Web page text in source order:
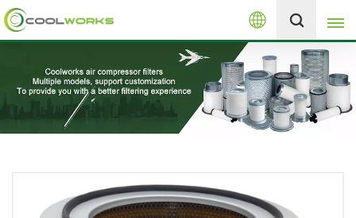
العربية
English
español
русский
+8613525046291